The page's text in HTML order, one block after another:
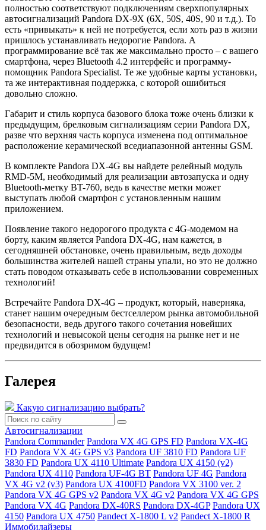
полностью соответствуют подключениям сверхпопулярных
автосигнализаций Pandora DX-9X (6X, 50S, 40S, 90 и т.д.). То
есть «привыкать» к ней не потребуется, если хоть раз в жизни
пришлось устанавливать недорогие Pandora. А
программирование всё так же максимально просто – с вашего
смартфона, через Bluetooth 4.2 интерфейс и программу-
помощник Pandora Specialist. Те же удобные карты установки,
та же интерактивная поддержка, с которой ошибиться
довольно сложно.
Габарит и стиль корпуса базового блока тоже очень близки к
предыдущим, брелковым сигнализациям серии Pandora DX,
разве что верхняя часть корпуса изменена под оптимальное
расположение керамической вседиапазонной антенны GSM.
В комплекте Pandora DX-4G вы найдете релейный модуль
RMD-5М, необходимый для реализации автозапуска и одну
Bluetooth-метку BT-760, ведь в качестве метки может
выступать любой смартфон с установленным нашим
приложением.
Появление такого недорогого продукта с 4G-модемом на
борту, каким является Pandora DX-4G, нам кажется, в
сегодняшней обстановке, очень правильным, ведь доходы
большинства жителей нашей страны упали, но это не должно
стать поводом отказывать себе в использовании современных
технологий!
Встречайте Pandora DX-4G – продукт, который, наверняка,
станет нашим очередным бестселлером рынка автомобильной
безопасности, ведь другого такого сочетания новейших
технологий и невысокой цены сегодня на рынке нет и не
предвидится в обозримом будущем!
Галерея
Какую сигнализацию выбрать?
Автосигнализации
Pandora Commander Pandora VX 4G GPS FD Pandora VX-4G
FD Pandora VX 4G GPS v3 Pandora UF 3810 FD Pandora UF
3830 FD Pandora UX 4110 Ultimate Pandora UX 4150 (v2)
Pandora UX 4110 Pandora UF-4G BT Pandora UF 4G Pandora
VX 4G v2 (v3) Pandora UX 4100FD Pandora VX 3100 ver. 2
Pandora VX 4G GPS v2 Pandora VX 4G v2 Pandora VX 4G GPS
Pandora VX 4G Pandora DX-40RS Pandora DX-4GP Pandora UX
4150 Pandora UX 4750 Pandect X-1800 L v2 Pandect X-1800 R
Иммобилайзеры